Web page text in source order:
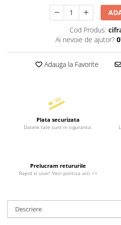
Cod Produs:
Ai nevoie de ajutor?
Adauga la Favorite
Plata securizata
Datele tale sunt in siguranta.
Prelucram retururile
Rapid si usor! Vezi politica aici <<
Descriere